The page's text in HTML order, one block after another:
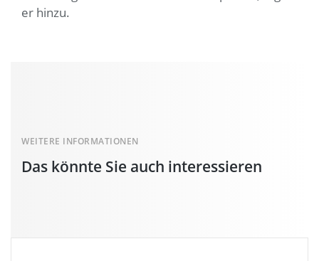
er hinzu.
Das könnte Sie auch interessieren
WEITERE INFORMATIONEN